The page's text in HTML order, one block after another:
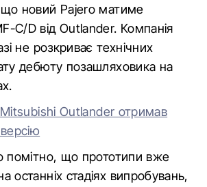
новий Pajero матиме
C/D від Outlander. Компанія
не розкриває технічних
дебюту позашляховика на
Mitsubishi Outlander отримав
помітно, що прототипи вже
останніх стадіях випробувань,